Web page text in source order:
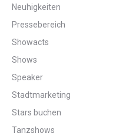
Neuhigkeiten
Pressebereich
Showacts
Shows
Speaker
Stadtmarketing
Stars buchen
Tanzshows